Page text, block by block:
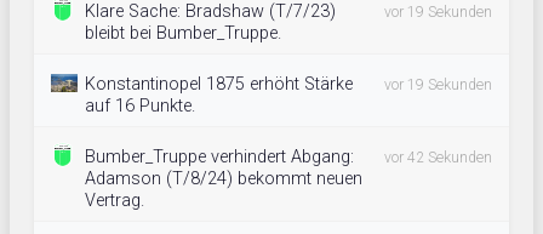
Klare Sache: Bradshaw (T/7/23)
bleibt bei Bumber_Truppe.
vor 19 Sekunden
Konstantinopel 1875 erhöht Stärke
auf 16 Punkte.
vor 19 Sekunden
Bumber_Truppe verhindert Abgang:
Adamson (T/8/24) bekommt neuen
Vertrag.
vor 42 Sekunden